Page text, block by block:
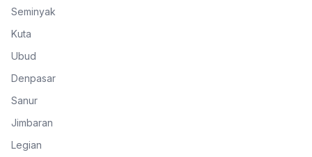
Seminyak
Kuta
Ubud
Denpasar
Sanur
Jimbaran
Legian